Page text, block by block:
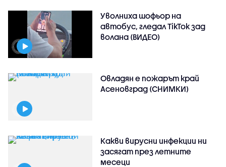
Уволниха шофьор на
автобус, гледал TikTok зад
волана (ВИДЕО)
Овладян е пожарът край
Асеновград (СНИМКИ)
Какви вирусни инфекции ни
засягат през летните
месеци